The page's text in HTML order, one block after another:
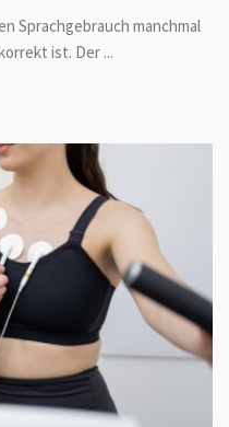
Sprachgebrauch manchmal
ist. Der ...